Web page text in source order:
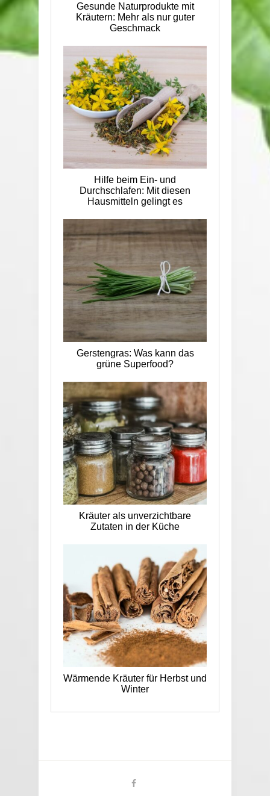
Gesunde Naturprodukte mit
Kräutern: Mehr als nur guter
Geschmack
Hilfe beim Ein- und
Durchschlafen: Mit diesen
Hausmitteln gelingt es
Gerstengras: Was kann das
grüne Superfood?
Kräuter als unverzichtbare
Zutaten in der Küche
Wärmende Kräuter für Herbst und
Winter